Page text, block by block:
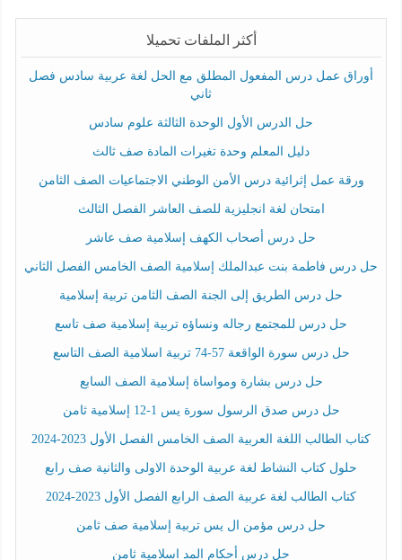
أكثر الملفات تحميلا
أوراق عمل درس المفعول المطلق مع الحل لغة عربية سادس فصل
ثاني
حل الدرس الأول الوحدة الثالثة علوم سادس
دليل المعلم وحدة تغيرات المادة صف ثالث
ورقة عمل إثرائية درس الأمن الوطني الاجتماعيات الصف الثامن
امتحان لغة انجليزية للصف العاشر الفصل الثالث
حل درس أصحاب الكهف إسلامية صف عاشر
حل درس فاطمة بنت عبدالملك إسلامية الصف الخامس الفصل الثاني
حل درس الطريق إلى الجنة الصف الثامن تربية إسلامية
حل درس للمجتمع رجاله ونساؤه تربية إسلامية صف تاسع
حل درس سورة الواقعة 57-74 تربية اسلامية الصف التاسع
حل درس بشارة ومواساة إسلامية الصف السابع
حل درس صدق الرسول سورة يس 1-12 إسلامية ثامن
كتاب الطالب اللغة العربية الصف الخامس الفصل الأول 2023-2024
حلول كتاب النشاط لغة عربية الوحدة الاولى والثانية صف رابع
كتاب الطالب لغة عربية الصف الرابع الفصل الأول 2023-2024
حل درس مؤمن ال يس تربية إسلامية صف ثامن
حل درس أحكام المد اسلامية ثامن